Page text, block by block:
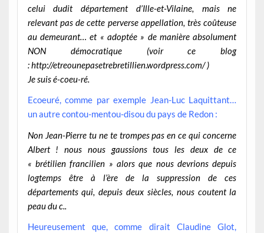
celui dudit département d’Ille-et-Vilaine, mais ne
relevant pas de cette perverse appellation, très coûteuse
au demeurant… et « adoptée » de manière absolument
NON démocratique (voir ce blog
:http://etreounepasetrebretillien.wordpress.com/)
Je suis é-coeu-ré.
Ecoeuré,comme par exemple Jean-Luc Laquittant…
un autre contou-mentou-disou du pays de Redon :
Non Jean-Pierre tu ne te trompes pas en ce qui concerne
Albert ! nous nous gaussions tous les deux de ce
« brétilien francilien » alors que nous devrions depuis
logtemps être à l’ère de la suppression de ces
départements qui, depuis deux siècles, nous coutent la
peau du c..
Heureusement que, comme dirait Claudine Glot,